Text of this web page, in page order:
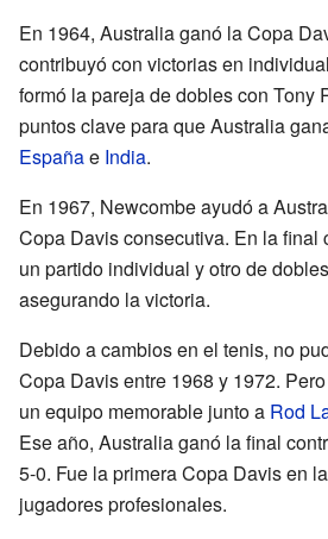
En 1964, Australia ganó la Copa
contribuyó con victorias en
formó la pareja de dobles con Tony
puntos clave para que Australia
Españae India.
En 1967, Newcombe ayudó a
Copa Davis consecutiva. En la final
un partido individual y otro de
asegurando la victoria.
Debido a cambios en el tenis, no
Copa Davis entre 1968 y 1972.
un equipo memorable junto a Rod
Ese año, Australia ganó la final
5-0. Fue la primera Copa Davis en
jugadores profesionales.